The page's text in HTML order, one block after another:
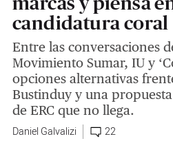
candidatura coral
Entre las conversaciones
Movimiento Sumar, IU y
opciones alternativas
Bustinduy y una
de ERC que no llega.
Daniel Galvalizi 22